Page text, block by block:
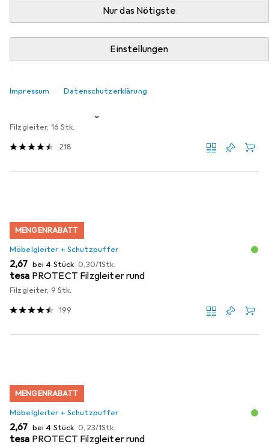
Nur das Nötigste
Einstellungen
Impressum Datenschutzerklärung
Möbelgleiter + Schutzpuffer
Filzgleiter, 16 Stk.
218
MENGENRABATT
Möbelgleiter + Schutzpuffer
EUR
2,67 bei 4 Stück EUR
0,30/1Stk.
tesa PROTECT Filzgleiter rund
Filzgleiter, 9 Stk.
199
MENGENRABATT
Möbelgleiter + Schutzpuffer
EUR
2,67 bei 4 Stück EUR
0,23/1Stk.
tesa PROTECT Filzgleiter rund